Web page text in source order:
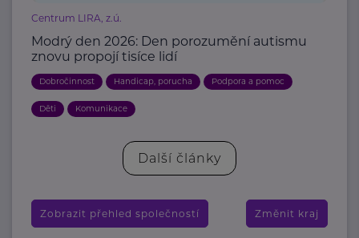
Centrum LIRA, z.ú.
Modrý den 2026: Den porozumění autismu
znovu propojí tisíce lidí
Dobročinnost Handicap, porucha Podpora a pomoc
Děti Komunikace
Další články
Zobrazit přehled společností Změnit kraj